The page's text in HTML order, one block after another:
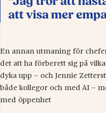
att visa mer
En annan utmaning för
det att ha förberett sig på
dyka upp – och Jennie
både kollegor och med AI –
med öppenhet